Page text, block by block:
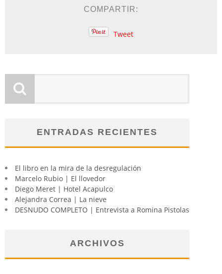
COMPARTIR:
Tweet
ENTRADAS RECIENTES
El libro en la mira de la desregulación
Marcelo Rubio | El llovedor
Diego Meret | Hotel Acapulco
Alejandra Correa | La nieve
DESNUDO COMPLETO | Entrevista a Romina Pistolas
ARCHIVOS